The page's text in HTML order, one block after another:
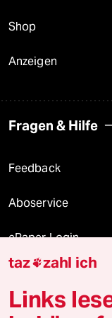
Shop
Anzeigen
Fragen & Hilfe
Feedback
Aboservice
ePaper Login
Downloads für
taz zahl ich
Links